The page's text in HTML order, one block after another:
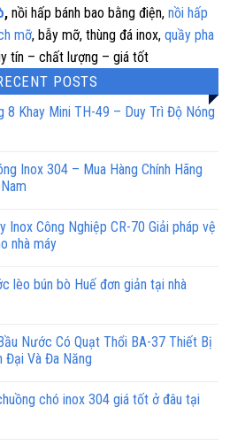
, nồi hấp bánh bao bằng điện, nồi hấp
mỡ, bẫy mỡ, thùng đá inox, quầy pha
tín – chất lượng – giá tốt
POSTS
8 Khay Mini TH-49 – Duy Trì Độ Nóng
Inox 304 – Mua Hàng Chính Hãng
Inox Công Nghiệp CR-70 Giải pháp vệ
nhà máy
lèo bún bò Huế đơn giản tại nhà
Nước Có Quạt Thổi BA-37 Thiết Bị
Đại Và Đa Năng
chó inox 304 giá tốt ở đâu tại